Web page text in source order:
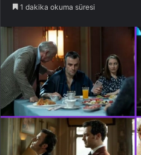
1 dakika okuma süresi